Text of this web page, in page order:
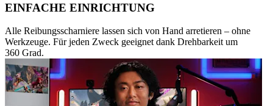
EINFACHE EINRICHTUNG
Alle Reibungsscharniere lassen sich von Hand arretieren – ohne
Werkzeuge. Für jeden Zweck geeignet dank Drehbarkeit um
360 Grad.